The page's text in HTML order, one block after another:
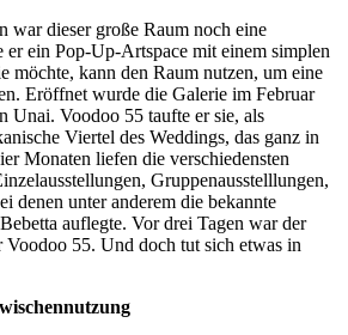
war dieser große Raum noch eine
ein Pop-Up-Artspace mit einem simplen
möchte, kann den Raum nutzen, um eine
Eröffnet wurde die Galerie im Februar
Unai. Voodoo 55 taufte er sie, als
Viertel des Weddings, das ganz in
Monaten liefen die verschiedensten
Gruppenausstelllungen,
denen unter anderem die bekannte
auflegte. Vor drei Tagen war der
Voodoo 55. Und doch tut sich etwas in